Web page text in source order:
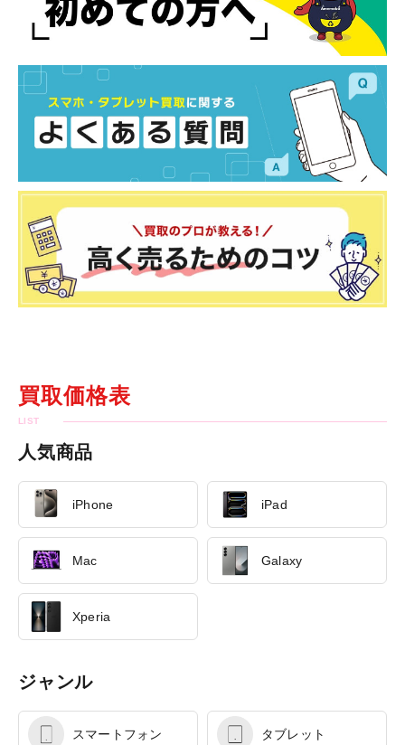
買取価格表
人気商品
iPhone iPad
Mac Galaxy
Xperia
ジャンル
スマートフォン タブレット